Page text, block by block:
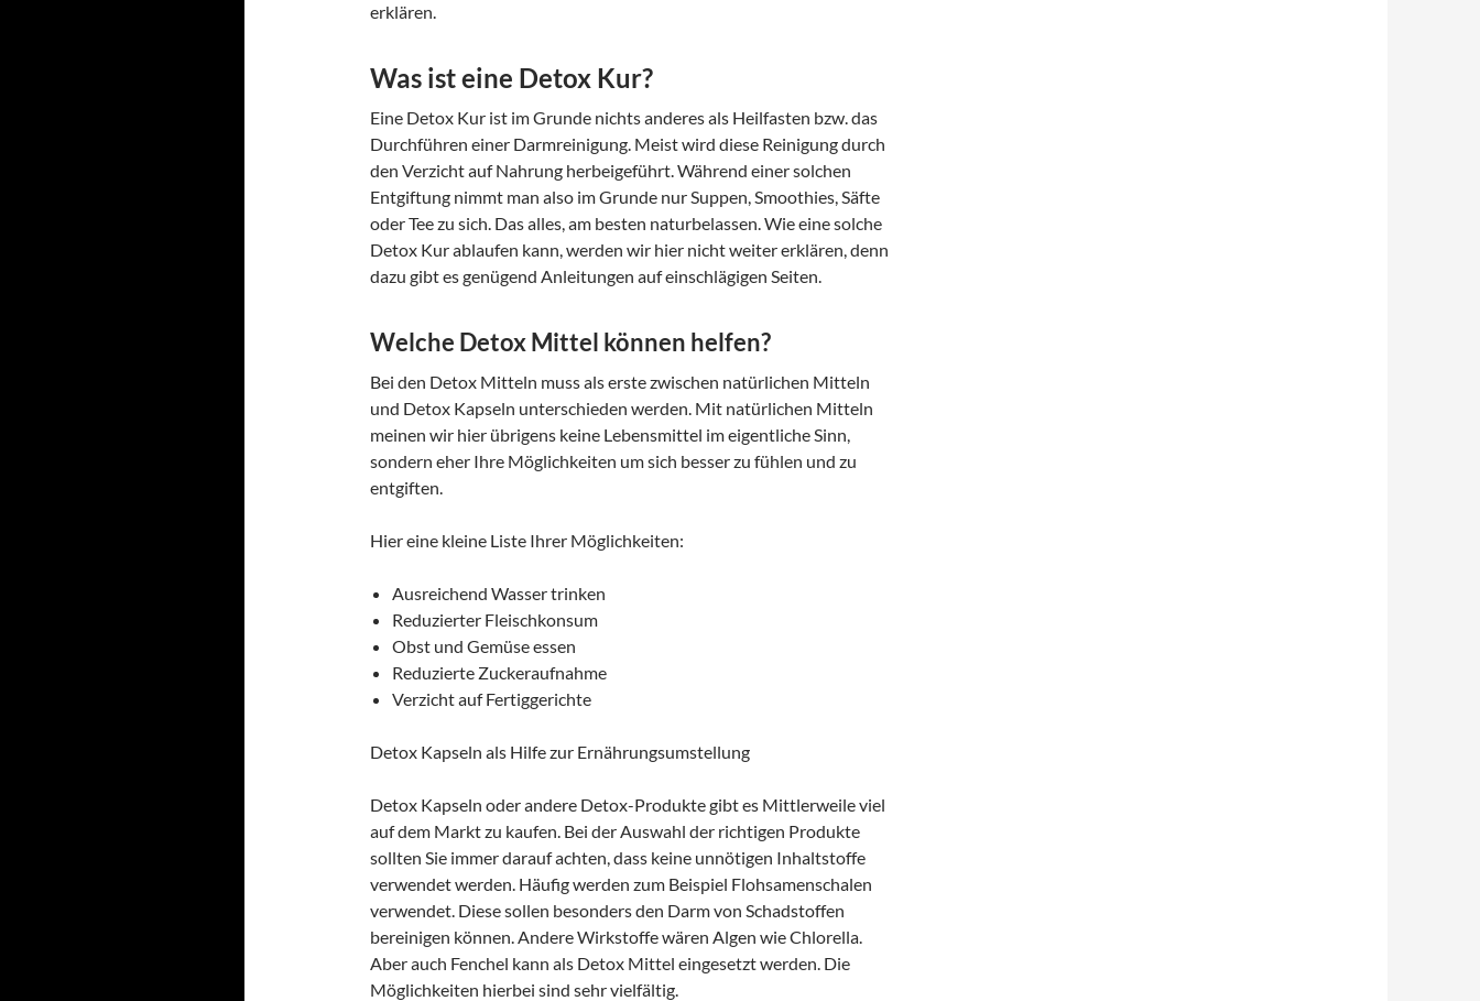
erklären.
Was ist eine Detox Kur?
Eine Detox Kur ist im Grunde nichts anderes als Heilfasten bzw. das
Durchführen einer Darmreinigung. Meist wird diese Reinigung durch
den Verzicht auf Nahrung herbeigeführt. Während einer solchen
Entgiftung nimmt man also im Grunde nur Suppen, Smoothies, Säfte
oder Tee zu sich. Das alles, am besten naturbelassen. Wie eine solche
Detox Kur ablaufen kann, werden wir hier nicht weiter erklären, denn
dazu gibt es genügend Anleitungen auf einschlägigen Seiten.
Welche Detox Mittel können helfen?
Bei den Detox Mitteln muss als erste zwischen natürlichen Mitteln
und Detox Kapseln unterschieden werden. Mit natürlichen Mitteln
meinen wir hier übrigens keine Lebensmittel im eigentliche Sinn,
sondern eher Ihre Möglichkeiten um sich besser zu fühlen und zu
entgiften.
Hier eine kleine Liste Ihrer Möglichkeiten:
Ausreichend Wasser trinken
Reduzierter Fleischkonsum
Obst und Gemüse essen
Reduzierte Zuckeraufnahme
Verzicht auf Fertiggerichte
Detox Kapseln als Hilfe zur Ernährungsumstellung
Detox Kapseln oder andere Detox-Produkte gibt es Mittlerweile viel
auf dem Markt zu kaufen. Bei der Auswahl der richtigen Produkte
sollten Sie immer darauf achten, dass keine unnötigen Inhaltstoffe
verwendet werden. Häufig werden zum Beispiel Flohsamenschalen
verwendet. Diese sollen besonders den Darm von Schadstoffen
bereinigen können. Andere Wirkstoffe wären Algen wie Chlorella.
Aber auch Fenchel kann als Detox Mittel eingesetzt werden. Die
Möglichkeiten hierbei sind sehr vielfältig.